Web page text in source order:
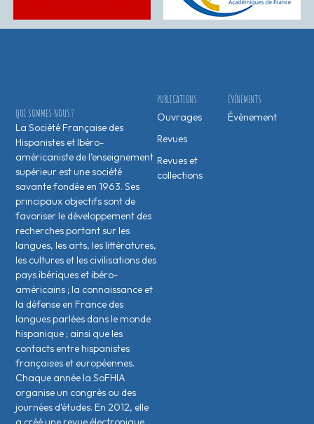
ÉVÉNEMENTS
Évènement
PUBLICATIONS
Ouvrages
Revues
Revues et
collections
QUI SOMMES-NOUS ?
La Société Française des
Hispanistes et Ibéro-
américaniste de l’enseignement
supérieur est une société
savante fondée en 1963. Ses
principaux objectifs sont de
favoriser le développement des
recherches portant sur les
langues, les arts, les littératures,
les cultures et les civilisations des
pays ibériques et ibéro-
américains ; la connaissance et
la défense en France des
langues parlées dans le monde
hispanique ; ainsi que les
contacts entre hispanistes
français·es et européen·nes.
Chaque année la SoFHIA
organise un congrès ou des
journées d’études. En 2012, elle